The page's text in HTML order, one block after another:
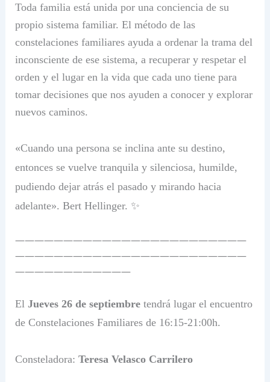
Toda familia está unida por una conciencia de su
propio sistema familiar. El método de las
constelaciones familiares ayuda a ordenar la trama del
inconsciente de ese sistema, a recuperar y respetar el
orden y el lugar en la vida que cada uno tiene para
tomar decisiones que nos ayuden a conocer y explorar
nuevos caminos.
«Cuando una persona se inclina ante su destino,
entonces se vuelve tranquila y silenciosa, humilde,
pudiendo dejar atrás el pasado y mirando hacia
adelante». Bert Hellinger. ✨
————————————————————————
————————————————————————
————————————
El Jueves 26 de septiembretendrá lugar el encuentro
de Constelaciones Familiares de 16:15-21:00h.
Consteladora: Teresa Velasco Carrilero